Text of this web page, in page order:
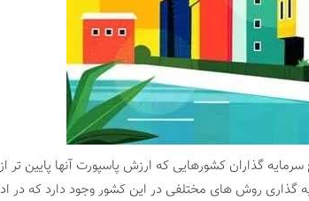
سرمایه گذاران کشورهایی که ارزش پاسپورت آنها پایین تر
گذاری روش های مختلفی در این کشور وجود دارد که در